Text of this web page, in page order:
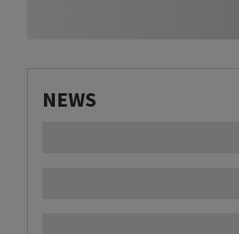
NEWS